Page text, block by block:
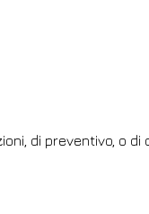
di preventivo, o